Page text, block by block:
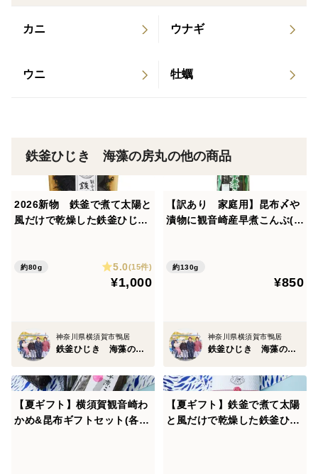
タンパク質：５．４ｇ
食塩相当量：１０．９ｇ
カニ ウナギ
ウニ 牡蠣
鉄釜ひじき 海藻の房丸の他の商品
2026新物 鉄釜で煮て太陽と
風だけで乾燥した鉄釜ひじき
約80g 5.0(15件)
¥1,000
神奈川県横須賀市鴨居
鉄釜ひじき 海藻の房丸
【訳あり 家庭用】昆布〆や
漬物に観音崎産早煮こんぶ(1
約130g
¥850
神奈川県横須賀市鴨居
鉄釜ひじき 海藻の房丸
【夏ギフト】横須賀観音崎わ
かめ&昆布ギフトセット(各70
【夏ギフト】鉄釜で煮て太陽
と風だけで乾燥した鉄釜ひじ